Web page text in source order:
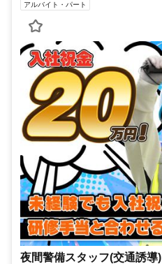
アルバイト・パート
夜間警備スタッフ(交通誘導)